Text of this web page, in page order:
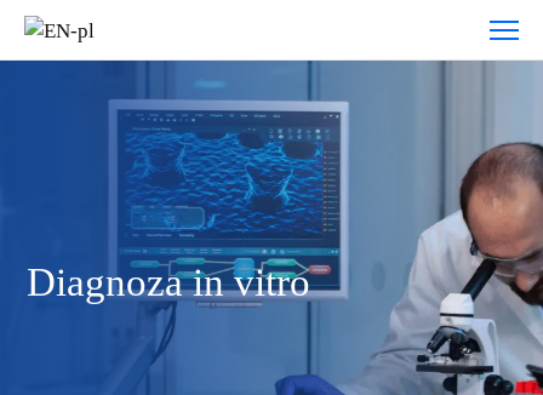
Diagnoza
in
Diagnoza in vitro